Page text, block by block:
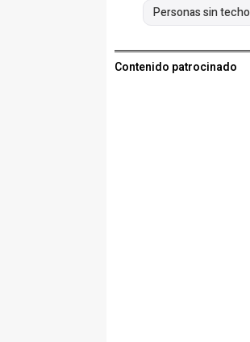
Personas sin techo
Contenido patrocinado